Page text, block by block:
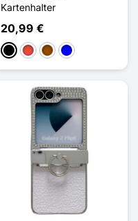
Kartenhalter
20,99 €
Schwarz
Rot BraunBlau